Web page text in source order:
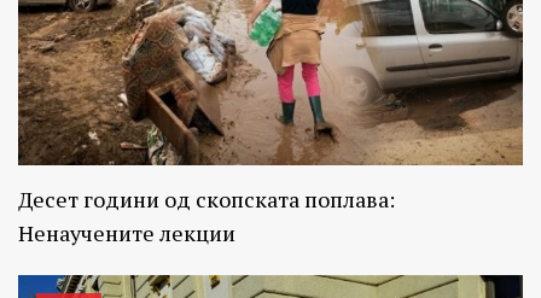
Десет години од скопската поплава:
Ненаучените лекции